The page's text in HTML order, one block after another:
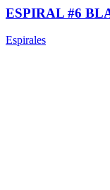
ESPIRAL #6
Espirales